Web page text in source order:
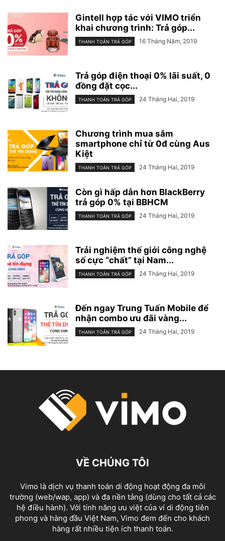
Gintell hợp tác với VIMO triển
khai chương trình: Trả góp...
THANH TOÁN TRẢ GÓP 16 Tháng Năm, 2019
Trả góp điện thoại 0% lãi suất, 0
đồng đặt cọc...
THANH TOÁN TRẢ GÓP 24 Tháng Hai, 2019
Chương trình mua sắm
smartphone chỉ từ 0đ cùng Aus
Kiệt
THANH TOÁN TRẢ GÓP 24 Tháng Hai, 2019
Còn gì hấp dẫn hơn BlackBerry
trả góp 0% tại BBHCM
THANH TOÁN TRẢ GÓP 24 Tháng Hai, 2019
Trải nghiệm thế giới công nghệ
số cực “chất” tại Nam...
THANH TOÁN TRẢ GÓP 24 Tháng Hai, 2019
Đến ngay Trung Tuấn Mobile để
nhận combo ưu đãi vàng...
THANH TOÁN TRẢ GÓP 24 Tháng Hai, 2019
VỀ CHÚNG TÔI
Vimo là dịch vụ thanh toán di động hoạt động đa môi
trường (web/wap, app) và đa nền tảng (dùng cho tất cả các
hệ điều hành). Với tính năng ưu việt của ví di động tiên
phong và hàng đầu Việt Nam, Vimo đem đến cho khách
hàng rất nhiều tiện ích thanh toán.